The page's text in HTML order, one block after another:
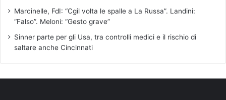
Marcinelle, FdI: “Cgil volta le spalle a La Russa”. Landini:
“Falso”. Meloni: “Gesto grave”
Sinner parte per gli Usa, tra controlli medici e il rischio di
saltare anche Cincinnati